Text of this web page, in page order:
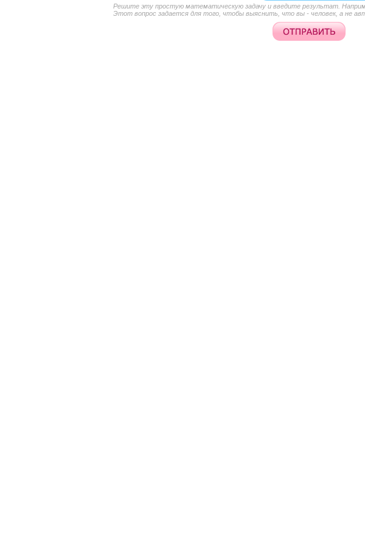
Этот вопрос задается для того, чтобы выяснить, что вы - человек, а не
Решите эту простую математическую задачу и введите результат.